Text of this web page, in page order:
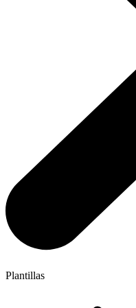
Plantillas